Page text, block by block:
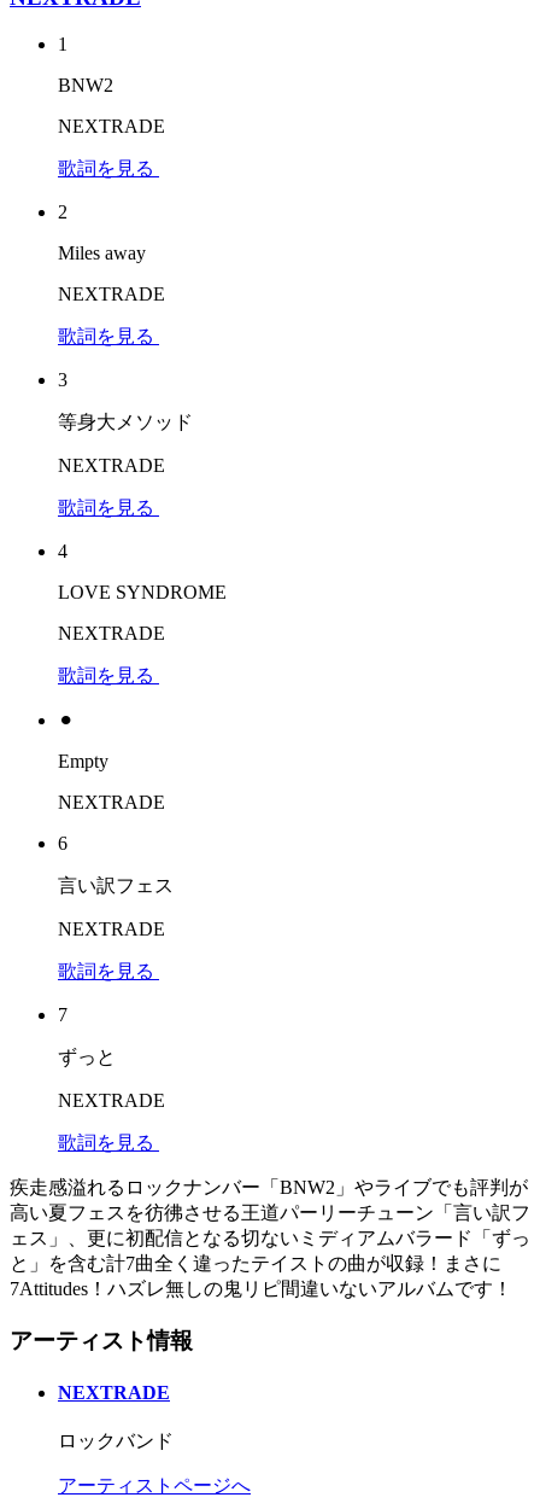
1
BNW2
NEXTRADE
歌詞を見る
2
Miles away
NEXTRADE
歌詞を見る
3
等身大メソッド
NEXTRADE
歌詞を見る
4
LOVE SYNDROME
NEXTRADE
歌詞を見る
⚫︎
Empty
NEXTRADE
6
言い訳フェス
NEXTRADE
歌詞を見る
7
ずっと
NEXTRADE
歌詞を見る
疾走感溢れるロックナンバー「BNW2」やライブでも評判が
高い夏フェスを彷彿させる王道パーリーチューン「言い訳フ
ェス」、更に初配信となる切ないミディアムバラード「ずっ
と」を含む計7曲全く違ったテイストの曲が収録！まさに
7Attitudes！ハズレ無しの鬼リピ間違いないアルバムです！
アーティスト情報
NEXTRADE
ロックバンド
アーティストページへ